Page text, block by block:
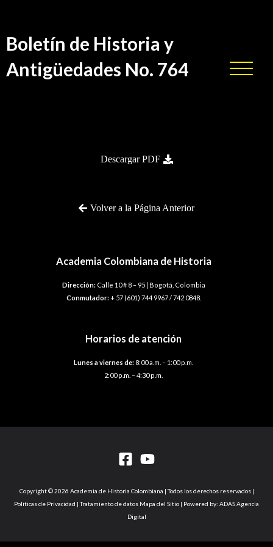
Boletín de Historia y
Antigüedades No. 764
Descargar PDF
Volver a la Página Anterior
Academia Colombiana de Historia
Dirección:Calle 10 # 8 – 95 | Bogotá, Colombia
Conmutador:+ 57 (601) 744 9967 / 742 0848.
Horarios de atención
Lunes a viernes de: 8:00 a.m. – 1:00 p.m.
2:00 p.m. – 4:30 p.m.
Copyright © 2026 Academia de Historia Colombiana | Todos los derechos reservados |
Politicas de Privacidad | Tratamiento de datos Mapa del Sitio | Powered by: ADAS Agencia
Digital